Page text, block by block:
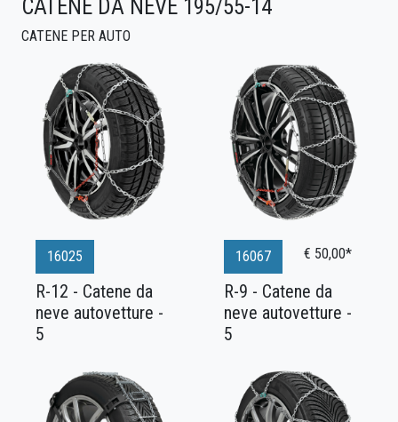
CATENE DA NEVE 195/55-14
CATENE PER AUTO
16025
R-12 - Catene da
neve autovetture -
5
16067 € 50,00*
R-9 - Catene da
neve autovetture -
5